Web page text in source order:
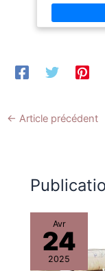
et les jambes
intégré : le
de ranger
bobines de
rechange,
← Article précédent
Avr
24
2025